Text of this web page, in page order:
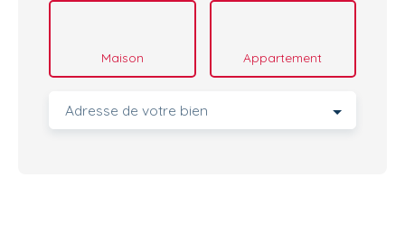
Maison Appartement
Adresse de votre bien